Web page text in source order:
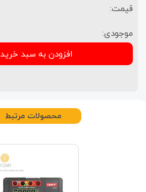
قیمت:
موجودی:
افزودن به سبد خرید
محصولات مرتبط